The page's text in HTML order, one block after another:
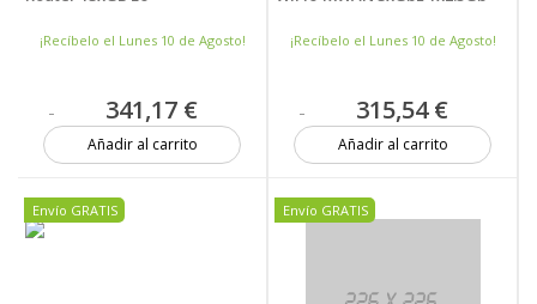
¡Recíbelo el Lunes 10 de Agosto!
341,17 €
Añadir al carrito
¡Recíbelo el Lunes 10 de Agosto!
315,54 €
Añadir al carrito
Envío GRATIS Envío GRATIS